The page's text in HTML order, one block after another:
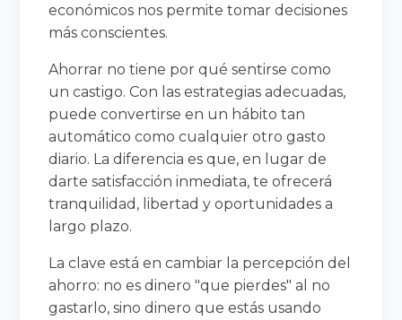
económicos nos permite tomar decisiones
más conscientes.
Ahorrar no tiene por qué sentirse como
un castigo. Con las estrategias adecuadas,
puede convertirse en un hábito tan
automático como cualquier otro gasto
diario. La diferencia es que, en lugar de
darte satisfacción inmediata, te ofrecerá
tranquilidad, libertad y oportunidades a
largo plazo.
La clave está en cambiar la percepción del
ahorro: no es dinero "que pierdes" al no
gastarlo, sino dinero que estás usando